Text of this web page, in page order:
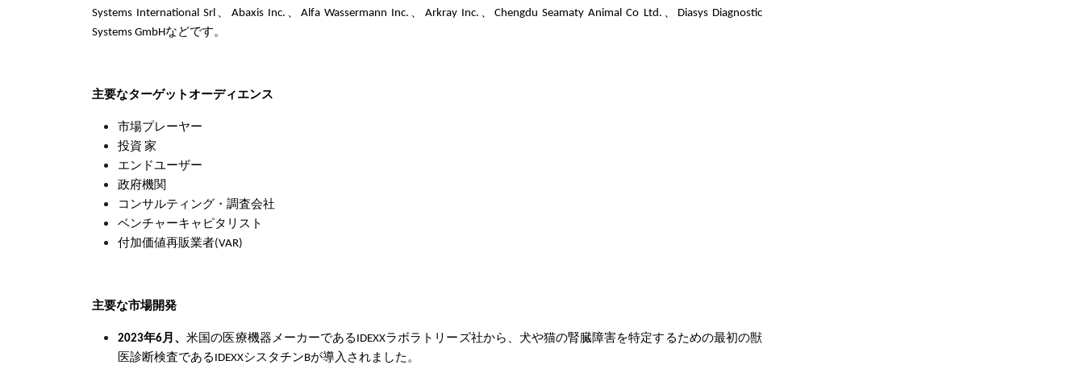
Systems International Srl、Abaxis Inc.、Alfa Wassermann Inc.、Arkray Inc.、Chengdu Seamaty Animal Co Ltd.、Diasys Diagnostic
Systems GmbHなどです。
主要なターゲットオーディエンス
市場プレーヤー
投資 家
エンドユーザー
政府機関
コンサルティング・調査会社
ベンチャーキャピタリスト
付加価値再販業者(VAR)
主要な市場開発
2023年6月、米国の医療機器メーカーであるIDEXXラボラトリーズ社から、犬や猫の腎臓障害を特定するための最初の獣
医診断検査であるIDEXXシスタチンBが導入されました。